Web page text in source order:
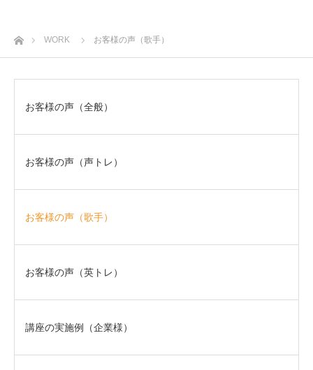
ホームWORK お客様の声（歌手）
お客様の声（全般）
お客様の声（声トレ）
お客様の声（歌手）
お客様の声（英トレ）
講座の実施例（企業様）